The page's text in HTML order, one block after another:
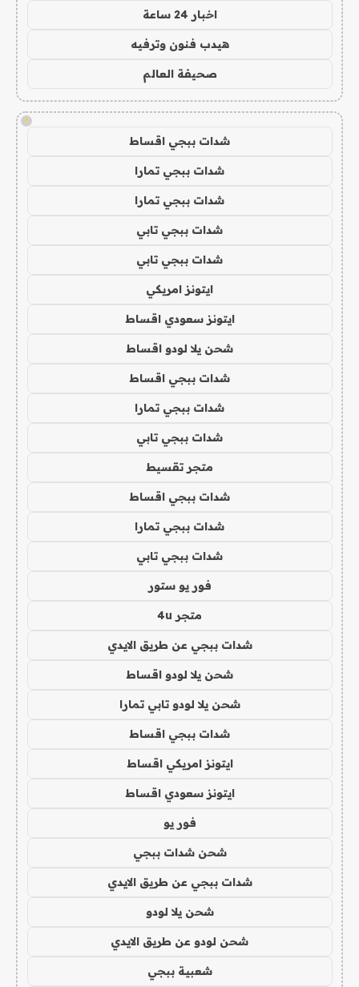
اخبار 24 ساعة
هيدب فنون وترفيه
صحيفة العالم
!
شدات ببجي اقساط
شدات ببجي تمارا
شدات ببجي تمارا
شدات ببجي تابي
شدات ببجي تابي
ايتونز امريكي
ايتونز سعودي اقساط
شحن يلا لودو اقساط
شدات ببجي اقساط
شدات ببجي تمارا
شدات ببجي تابي
متجر تقسيط
شدات ببجي اقساط
شدات ببجي تمارا
شدات ببجي تابي
فور يو ستور
متجر 4u
شدات ببجي عن طريق الايدي
شحن يلا لودو اقساط
شحن يلا لودو تابي تمارا
شدات ببجي اقساط
ايتونز امريكي اقساط
ايتونز سعودي اقساط
فور يو
شحن شدات ببجي
شدات ببجي عن طريق الايدي
شحن يلا لودو
شحن لودو عن طريق الايدي
شعبية ببجي